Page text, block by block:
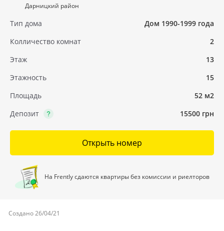
Дарницкий район
Тип дома
Дом 1990-1999 года
Колличество комнат
2
Этаж
13
Этажность
15
Площадь
52 м2
Депозит
15500 грн
Открыть номер
На Frently сдаются квартиры без комиссии и риелторов
Создано 26/04/21